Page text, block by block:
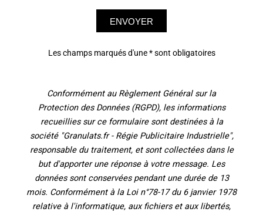
ENVOYER
Les champs marqués d'une * sont obligatoires
Conformément au Règlement Général sur la
Protection des Données (RGPD), les informations
recueillies sur ce formulaire sont destinées à la
société "Granulats.fr - Régie Publicitaire Industrielle",
responsable du traitement, et sont collectées dans le
but d'apporter une réponse à votre message. Les
données sont conservées pendant une durée de 13
mois. Conformément à la Loi n°78-17 du 6 janvier 1978
relative à l'informatique, aux fichiers et aux libertés,